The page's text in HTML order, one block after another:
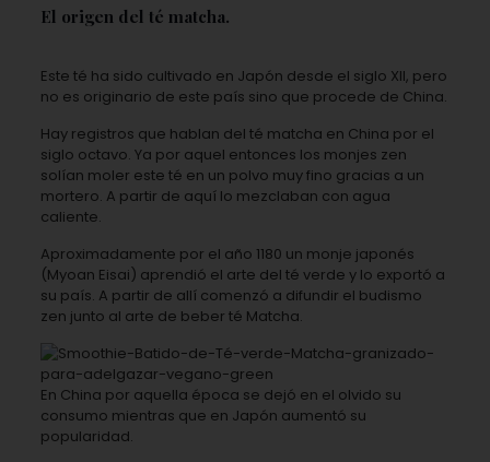
El origen del té matcha.
Este té ha sido cultivado en Japón desde el siglo XII, pero
no es originario de este país sino que procede de China.
Hay registros que hablan del té matcha en China por el
siglo octavo. Ya por aquel entonces los monjes zen
solían moler este té en un polvo muy fino gracias a un
mortero. A partir de aquí lo mezclaban con agua
caliente.
Aproximadamente por el año 1180 un monje japonés
(Myoan Eisai) aprendió el arte del té verde y lo exportó a
su país. A partir de allí comenzó a difundir el budismo
zen junto al arte de beber té Matcha.
En China por aquella época se dejó en el olvido su
consumo mientras que en Japón aumentó su
popularidad.